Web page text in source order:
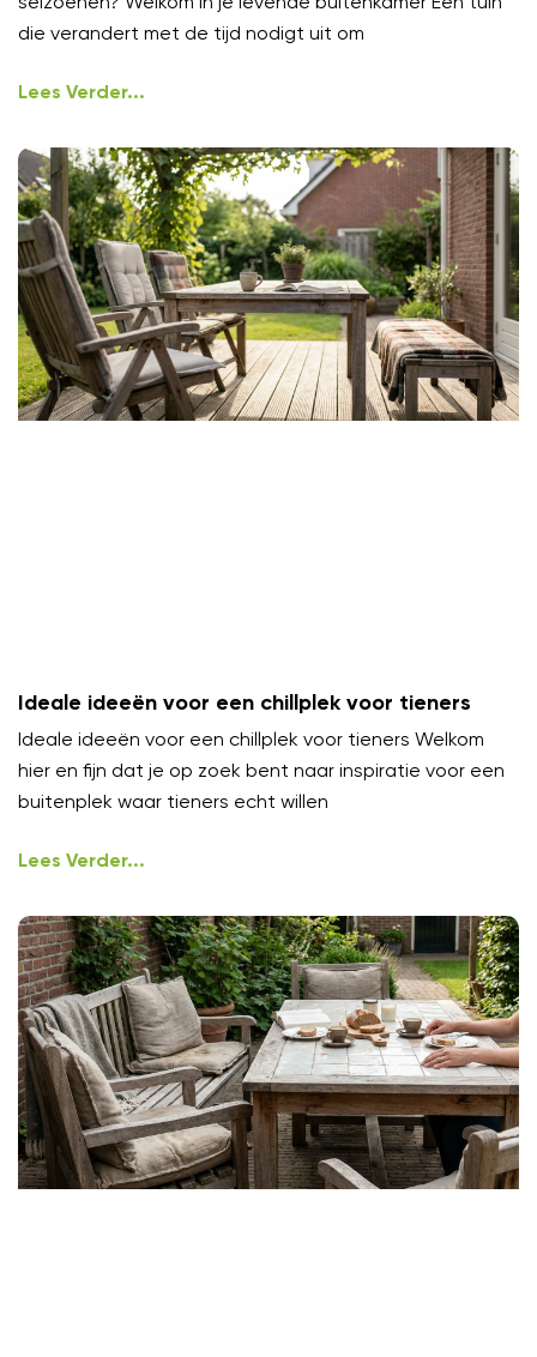
die verandert met de tijd nodigt uit om
Lees Verder...
Ideale ideeën voor een chillplek voor tieners
Ideale ideeën voor een chillplek voor tieners Welkom
hier en fijn dat je op zoek bent naar inspiratie voor een
buitenplek waar tieners echt willen
Lees Verder...